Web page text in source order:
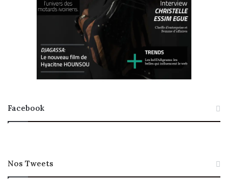
Facebook
Nos Tweets